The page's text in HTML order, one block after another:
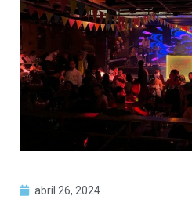
abril 26, 2024